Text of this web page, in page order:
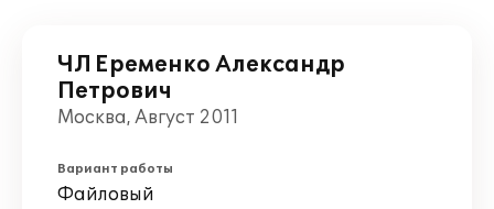
ЧЛ Еременко Александр
Петрович
Москва, Август 2011
Вариант работы
Файловый